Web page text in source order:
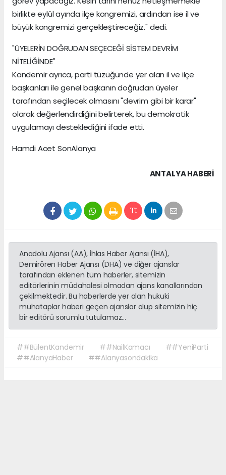
birlikte eylül ayında ilçe kongremizi, ardından ise il ve
büyük kongremizi gerçekleştireceğiz." dedi.
"ÜYELERİN DOĞRUDAN SEÇECEĞİ SİSTEM DEVRİM
NİTELİĞİNDE"
Kandemir ayrıca, parti tüzüğünde yer alan il ve ilçe
başkanları ile genel başkanın doğrudan üyeler
tarafından seçilecek olmasını "devrim gibi bir karar"
olarak değerlendirdiğini belirterek, bu demokratik
uygulamayı desteklediğini ifade etti.
Hamdi Acet SonAlanya
ANTALYA HABERİ
Anadolu Ajansı (AA), İhlas Haber Ajansı (İHA),
Demirören Haber Ajansı (DHA) ve diğer ajanslar
tarafından eklenen tüm haberler, sitemizin
editörlerinin müdahalesi olmadan ajans kanallarından
çekilmektedir. Bu haberlerde yer alan hukuki
muhataplar haberi geçen ajanslar olup sitemizin hiç
bir editörü sorumlu tutulamaz...
##BülentKandemir ##NailKamacı
##YeniParti
##AlanyaHaber
##Alanyasondakika